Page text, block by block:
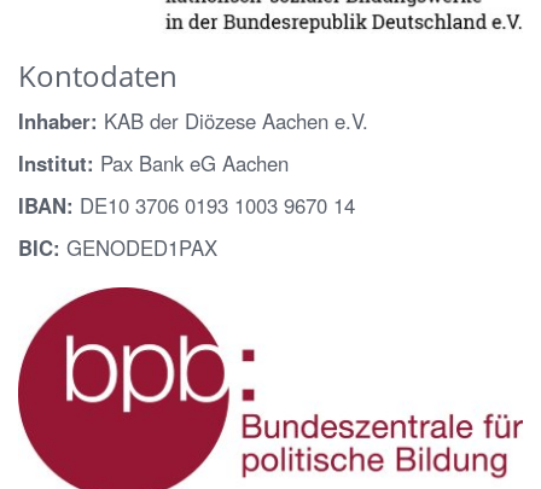
Kontodaten
Inhaber: KAB der Diözese Aachen e.V.
Institut: Pax Bank eG Aachen
IBAN: DE10 3706 0193 1003 9670 14
BIC: GENODED1PAX